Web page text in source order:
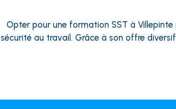
Opter pour une formation SST à
sécurité au travail. Grâce à son offre